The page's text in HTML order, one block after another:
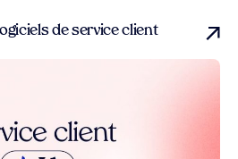
de service client